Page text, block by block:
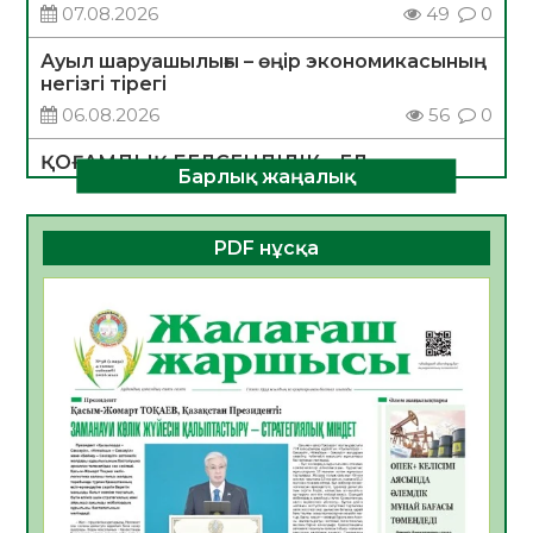
07.08.2026
49 0
Ауыл шаруашылығы – өңір экономикасының
негізгі тірегі
06.08.2026
56 0
ҚОҒАМДЫҚ БЕЛСЕНДІЛІК – ЕЛ
ДАМУЫНЫҢ НЕГІЗІ
06.08.2026
54 0
ҚҰРЫЛТАЙ САЙЛАУЫ – БОЛАШАҚҚА
БАСТАР ЖАУАПТЫ ТАҢДАУ
06.08.2026
Инфекциялық ауруларға қарсы иммундау
жұмыстарының тиімділігі
06.08.2026
58
Көкжөтел ауруы туралы
06.08.2026
56
Барлық жаңалық
PDF нұсқа